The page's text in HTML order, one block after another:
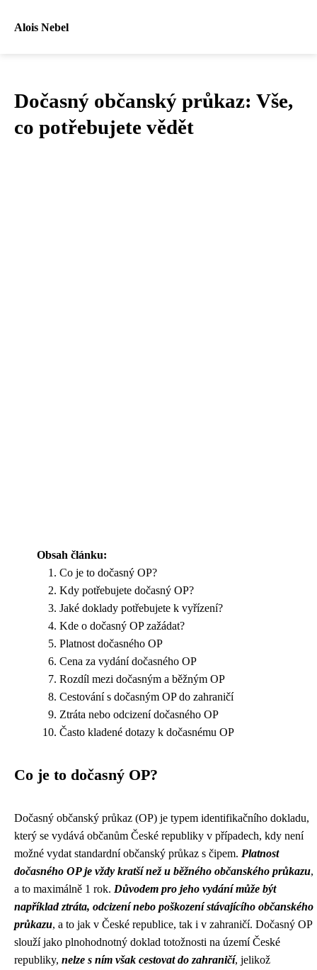
Alois Nebel
Dočasný občanský průkaz: Vše,
co potřebujete vědět
Obsah článku:
Co je to dočasný OP?
Kdy potřebujete dočasný OP?
Jaké doklady potřebujete k vyřízení?
Kde o dočasný OP zažádat?
Platnost dočasného OP
Cena za vydání dočasného OP
Rozdíl mezi dočasným a běžným OP
Cestování s dočasným OP do zahraničí
Ztráta nebo odcizení dočasného OP
Často kladené dotazy k dočasnému OP
Co je to dočasný OP?
Dočasný občanský průkaz (OP) je typem identifikačního dokladu,
který se vydává občanům České republiky v případech, kdy není
možné vydat standardní občanský průkaz s čipem. Platnost
dočasného OP je vždy kratší než u běžného občanského průkazu,
a to maximálně 1 rok. Důvodem pro jeho vydání může být
například ztráta, odcizení nebo poškození stávajícího občanského
průkazu, a to jak v České republice, tak i v zahraničí. Dočasný OP
slouží jako plnohodnotný doklad totožnosti na území České
republiky, nelze s ním však cestovat do zahraničí, jelikož